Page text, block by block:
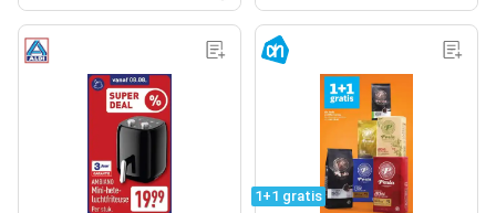
1+1 gratis